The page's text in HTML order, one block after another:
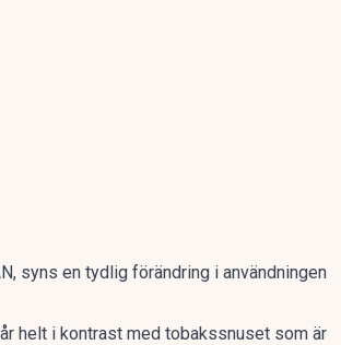
syns en tydlig förändring i användningen
helt i kontrast med tobakssnuset som är